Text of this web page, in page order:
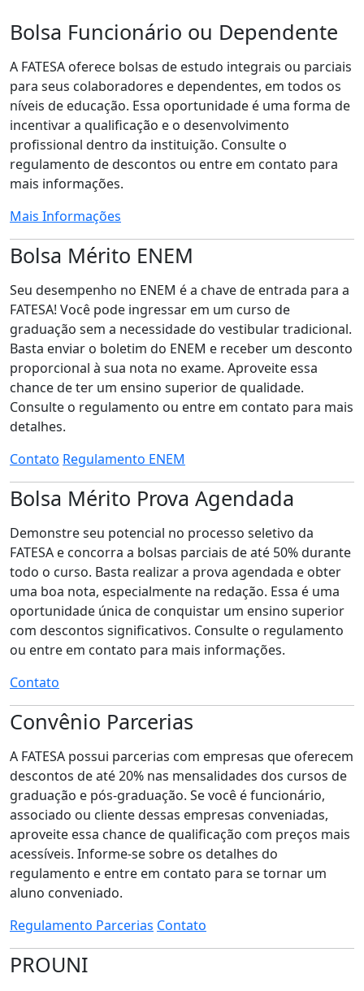
Bolsa Funcionário ou Dependente
A FATESA oferece bolsas de estudo integrais ou parciais
para seus colaboradores e dependentes, em todos os
níveis de educação. Essa oportunidade é uma forma de
incentivar a qualificação e o desenvolvimento
profissional dentro da instituição. Consulte o
regulamento de descontos ou entre em contato para
mais informações.
Mais Informações
Bolsa Mérito ENEM
Seu desempenho no ENEM é a chave de entrada para a
FATESA! Você pode ingressar em um curso de
graduação sem a necessidade do vestibular tradicional.
Basta enviar o boletim do ENEM e receber um desconto
proporcional à sua nota no exame. Aproveite essa
chance de ter um ensino superior de qualidade.
Consulte o regulamento ou entre em contato para mais
detalhes.
Contato Regulamento ENEM
Bolsa Mérito Prova Agendada
Demonstre seu potencial no processo seletivo da
FATESA e concorra a bolsas parciais de até 50% durante
todo o curso. Basta realizar a prova agendada e obter
uma boa nota, especialmente na redação. Essa é uma
oportunidade única de conquistar um ensino superior
com descontos significativos. Consulte o regulamento
ou entre em contato para mais informações.
Contato
Convênio Parcerias
A FATESA possui parcerias com empresas que oferecem
descontos de até 20% nas mensalidades dos cursos de
graduação e pós-graduação. Se você é funcionário,
associado ou cliente dessas empresas conveniadas,
aproveite essa chance de qualificação com preços mais
acessíveis. Informe-se sobre os detalhes do
regulamento e entre em contato para se tornar um
aluno conveniado.
Regulamento Parcerias Contato
PROUNI